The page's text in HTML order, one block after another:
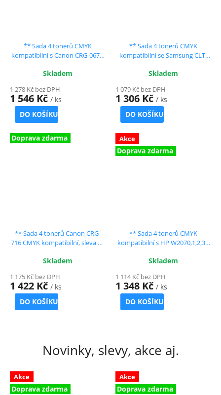
** Sada 4 tonerů CMYK
kompatibilní s Canon CRG-067H
Skladem
1 278 Kč bez DPH
1 546 Kč / ks
DO KOŠÍKU
** Sada 4 tonerů CMYK
kompatibilní se Samsung CLT-
Skladem
1 079 Kč bez DPH
1 306 Kč / ks
DO KOŠÍKU
Doprava zdarma
** Sada 4 tonerů Canon CRG-
716 CMYK kompatibilní, sleva 11
Skladem
1 175 Kč bez DPH
1 422 Kč / ks
DO KOŠÍKU
Akce
Doprava zdarma
** Sada 4 tonerů CMYK
kompatibilní s HP W2070,1,2,3A
Skladem
1 114 Kč bez DPH
1 348 Kč / ks
DO KOŠÍKU
Novinky, slevy, akce aj.
Akce
Doprava zdarma
Akce
Doprava zdarma